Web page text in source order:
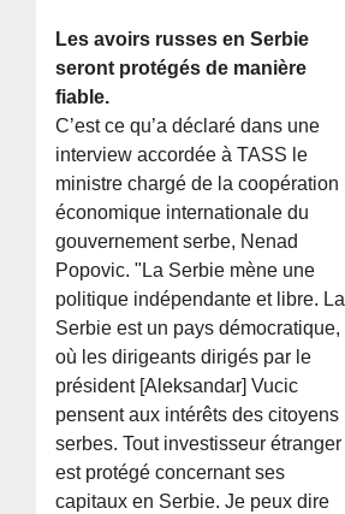
Les avoirs russes en Serbie
seront protégés de manière
fiable.
C’est ce qu’a déclaré dans une
interview accordée à TASS le
ministre chargé de la coopération
économique internationale du
gouvernement serbe, Nenad
Popovic. "La Serbie mène une
politique indépendante et libre. La
Serbie est un pays démocratique,
où les dirigeants dirigés par le
président [Aleksandar] Vucic
pensent aux intérêts des citoyens
serbes. Tout investisseur étranger
est protégé concernant ses
capitaux en Serbie. Je peux dire